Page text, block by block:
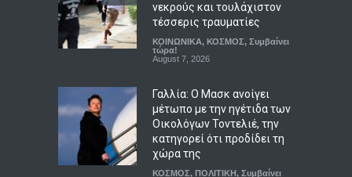
Με γεμάτο γήπεδο η
πρεμιέρα της Άντερλεχτ
στο πρωτάθλημα μετά τη
νίκη στην Τούμπα
νεκρούς και τουλάχιστον
τέσσερις τραυματίες
ΚΟΙΝΩΝΙΚΑ, ΚΟΣΜΟΣ, Συμβαίνει
τώρα!
August 7, 2026
Γαλλία: Ο Μασκ ανοίγει
μέτωπο με την ηγέτιδα των
Οικολόγων Τοντελιέ, την
κατηγορεί ότι προδίδει τη
χώρα της
ΚΟΣΜΟΣ, ΠΟΛΙΤΙΚΗ, Συμβαίνει